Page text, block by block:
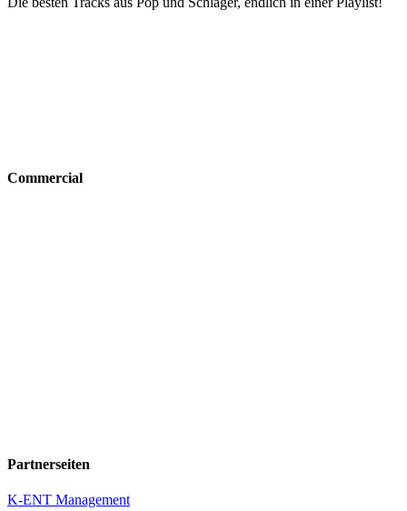
Commercial
Partnerseiten
K-ENT Management